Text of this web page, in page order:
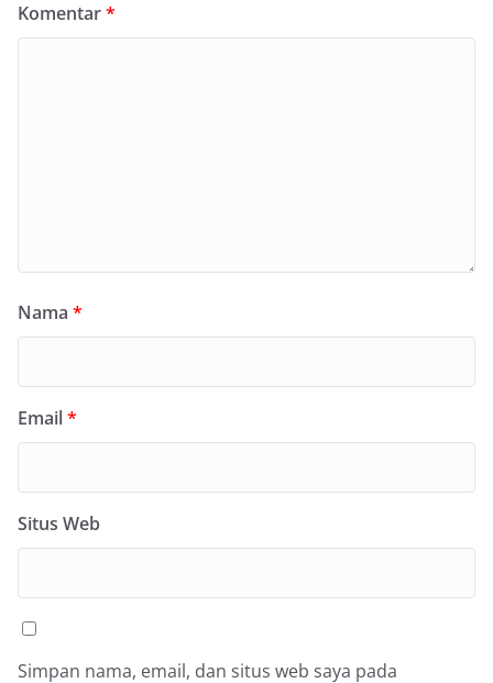
Komentar*
Nama *
Email*
Situs Web
Simpan nama, email, dan situs web saya pada